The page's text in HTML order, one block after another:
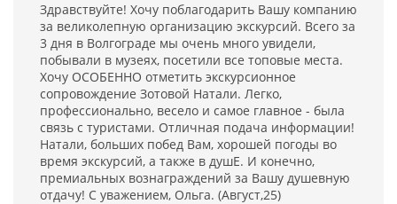
Здравствуйте! Хочу поблагодарить Вашу компанию
за великолепную организацию экскурсий. Всего за
3 дня в Волгограде мы очень много увидели,
побывали в музеях, посетили все топовые места.
Хочу ОСОБЕННО отметить экскурсионное
сопровождение Зотовой Натали. Легко,
профессионально, весело и самое главное - была
связь с туристами. Отличная подача информации!
Натали, больших побед Вам, хорошей погоды во
время экскурсий, а также в душЕ. И конечно,
премиальных вознаграждений за Вашу душевную
отдачу! С уважением, Ольга. (Август,25)